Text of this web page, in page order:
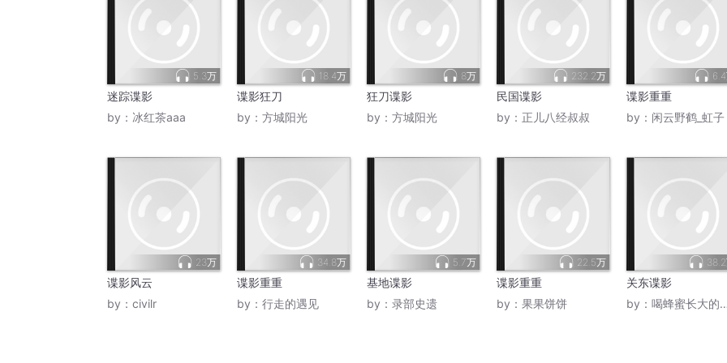
5.3万
迷踪谍影
by： 冰红茶aaa
18.4万
谍影狂刀
by： 方城阳光
8万
狂刀谍影
by： 方城阳光
232.2万
民国谍影
by： 正儿八经叔叔
谍影重重
by： 闲云野鹤_虹子
23万
谍影风云
by： civilr
34.8万
谍影重重
by： 行走的遇见
5.7万
基地谍影
by： 录部史遗
22.5万
谍影重重
by： 果果饼饼
关东谍影
by： 喝蜂蜜长大的豆沙包